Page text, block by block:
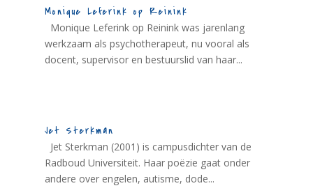
Monique Leferink op Reinink
Monique Leferink op Reinink was jarenlang
werkzaam als psychotherapeut, nu vooral als
docent, supervisor en bestuurslid van haar...
Jet Sterkman
Jet Sterkman (2001) is campusdichter van de
Radboud Universiteit. Haar poëzie gaat onder
andere over engelen, autisme, dode...